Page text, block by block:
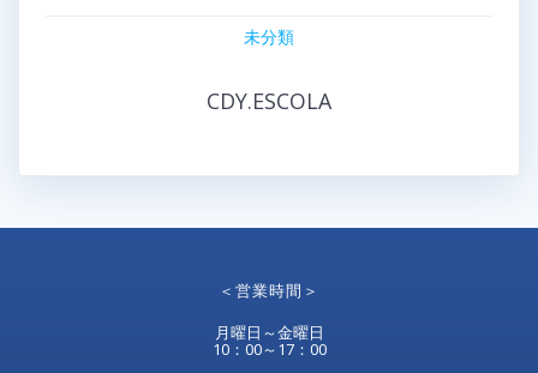
未分類
CDY.ESCOLA
＜営業時間＞
月曜日～金曜日
10：00～17：00